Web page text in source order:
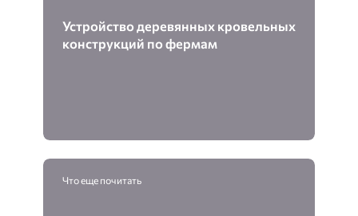
Устройство деревянных кровельных
конструкций по фермам
Что еще почитать